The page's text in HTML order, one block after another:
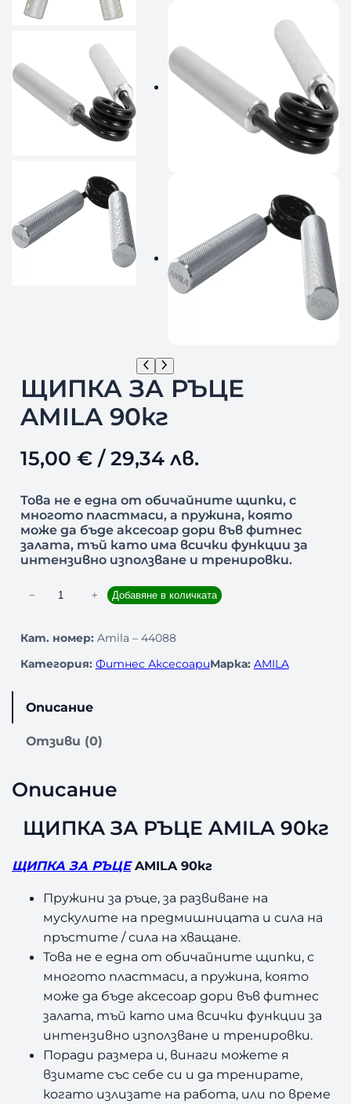
ЩИПКА ЗА РЪЦЕ
AMILA 90кг
15,00 €/ 29,34 лв.
Това не е една от обичайните щипки, с
многото пластмаси, а пружина, която
може да бъде аксесоар дори във фитнес
залата, тъй като има всички функции за
интензивно използване и тренировки.
л
ч
т
а
И
П
А
− + Добавяне в количката
Кат. номер: Amila – 44088
Категория: Фитнес АксесоариМарка: AMILA
Описание
Отзиви (0)
Описание
ЩИПКА ЗА РЪЦЕ AMILA 90кг
ЩИПКА ЗА РЪЦЕAMILA 90кг
Пружини за ръце, за развиване на
мускулите на предмишницата и сила на
пръстите / сила на хващане.
Това не е една от обичайните щипки, с
многото пластмаси, а пружина, която
може да бъде аксесоар дори във фитнес
залата, тъй като има всички функции за
интензивно използване и тренировки.
Поради размера и, винаги можете я
взимате със себе си и да тренирате,
когато излизате на работа, или по време